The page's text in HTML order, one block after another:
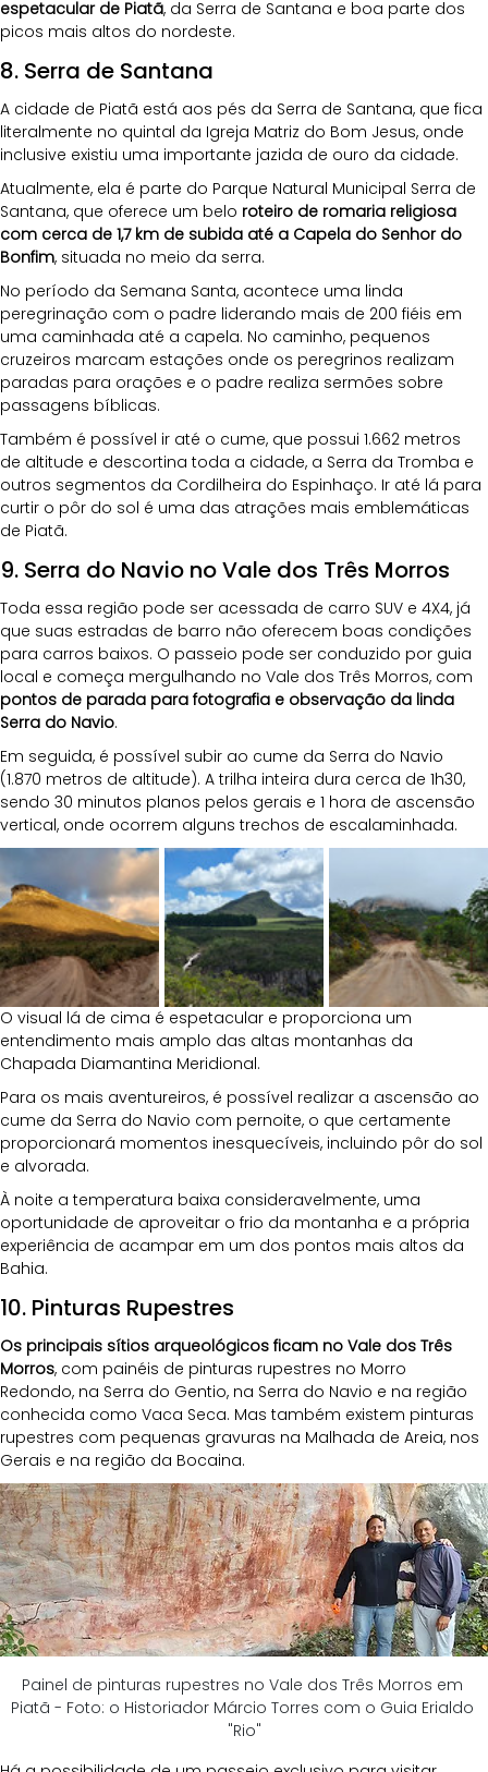
espetacular de Piatã, da Serra de Santana e boa parte dos
picos mais altos do nordeste.
8. Serra de Santana
A cidade de Piatã está aos pés da Serra de Santana, que fica
literalmente no quintal da Igreja Matriz do Bom Jesus, onde
inclusive existiu uma importante jazida de ouro da cidade.
Atualmente, ela é parte do Parque Natural Municipal Serra de
Santana, que oferece um belo roteiro de romaria religiosa
com cerca de 1,7 km de subida até a Capela do Senhor do
Bonfim, situada no meio da serra.
No período da Semana Santa, acontece uma linda
peregrinação com o padre liderando mais de 200 fiéis em
uma caminhada até a capela. No caminho, pequenos
cruzeiros marcam estações onde os peregrinos realizam
paradas para orações e o padre realiza sermões sobre
passagens bíblicas.
Também é possível ir até o cume, que possui 1.662 metros
de altitude e descortina toda a cidade, a Serra da Tromba e
outros segmentos da Cordilheira do Espinhaço. Ir até lá para
curtir o pôr do sol é uma das atrações mais emblemáticas
de Piatã.
9. Serra do Navio no Vale dos Três Morros
Toda essa região pode ser acessada de carro SUV e 4X4, já
que suas estradas de barro não oferecem boas condições
para carros baixos. O passeio pode ser conduzido por guia
local e começa mergulhando no Vale dos Três Morros, com
pontos de parada para fotografia e observação da linda
Serra do Navio.
Em seguida, é possível subir ao cume da Serra do Navio
(1.870 metros de altitude). A trilha inteira dura cerca de 1h30,
sendo 30 minutos planos pelos gerais e 1 hora de ascensão
vertical, onde ocorrem alguns trechos de escalaminhada.
O visual lá de cima é espetacular e proporciona um
entendimento mais amplo das altas montanhas da
Chapada Diamantina Meridional.
Para os mais aventureiros, é possível realizar a ascensão ao
cume da Serra do Navio com pernoite, o que certamente
proporcionará momentos inesquecíveis, incluindo pôr do sol
e alvorada.
À noite a temperatura baixa consideravelmente, uma
oportunidade de aproveitar o frio da montanha e a própria
experiência de acampar em um dos pontos mais altos da
Bahia.
10. Pinturas Rupestres
Os principais sítios arqueológicos ficam no Vale dos Três
Morros, com painéis de pinturas rupestres no Morro
Redondo, na Serra do Gentio, na Serra do Navio e na região
conhecida como Vaca Seca. Mas também existem pinturas
rupestres com pequenas gravuras na Malhada de Areia, nos
Gerais e na região da Bocaina.
Painel de pinturas rupestres no Vale dos Três Morros em
Piatã - Foto: o Historiador Márcio Torres com o Guia Erialdo
"Rio"